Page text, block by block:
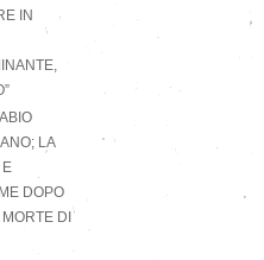
IN
LA
E
DOPO
DI